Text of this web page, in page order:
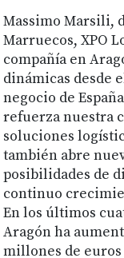
Massimo Marsili,
Marruecos, XPO
compañía en
dinámicas desde
negocio de
refuerza nuestra
soluciones
también abre
posibilidades de
continuo
En los últimos
Aragón ha
millones de euros